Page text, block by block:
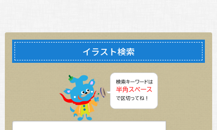
イラスト検索